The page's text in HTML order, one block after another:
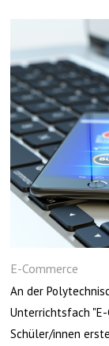
E-Commerce
An der
Unterrichtsfach
Schüler/innen